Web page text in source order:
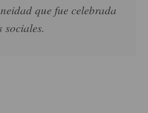
que fue celebrada
sociales.